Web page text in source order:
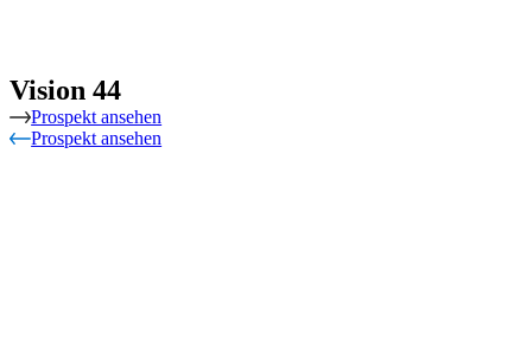
Vision 44
Prospekt ansehen
Prospekt ansehen